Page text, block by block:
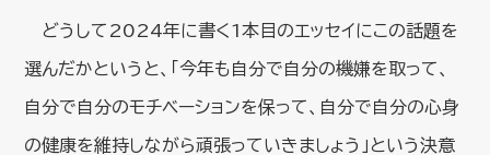
どうして2024年に書く1本目のエッセイにこの話題を
選んだかというと、「今年も自分で自分の機嫌を取って、
自分で自分のモチベーションを保って、自分で自分の心身
の健康を維持しながら頑張っていきましょう」という決意